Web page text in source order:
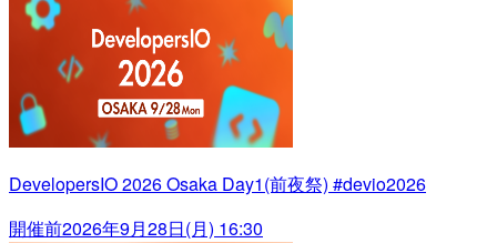
DevelopersIO 2026 Osaka Day1(前夜祭) #devio2026
開催前2026年9月28日(月) 16:30